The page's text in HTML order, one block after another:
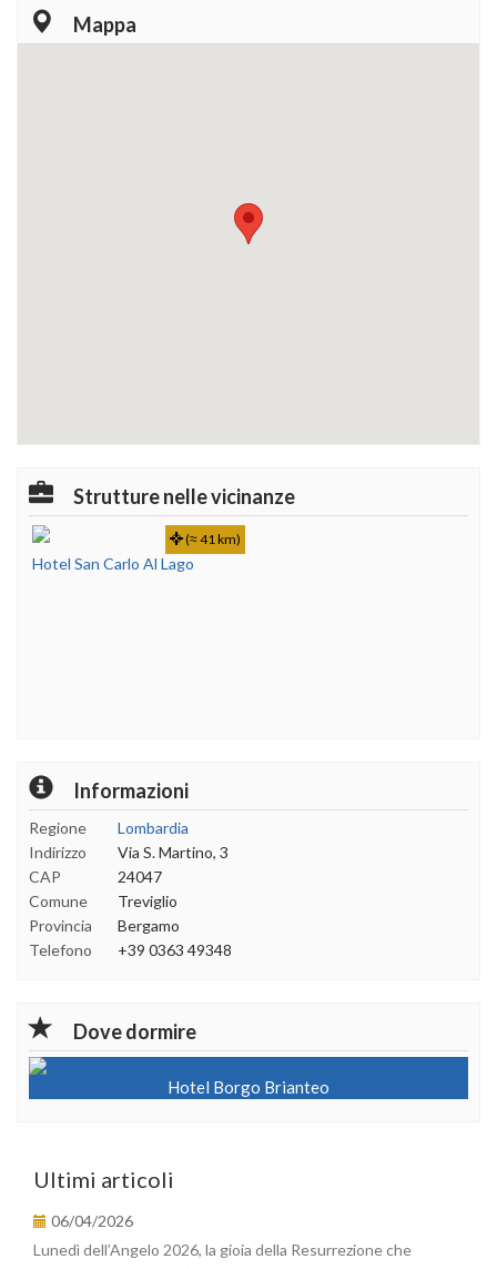
Mappa
Strutture nelle vicinanze
Hotel San Carlo Al Lago
(≈ 41 km)
Informazioni
Regione
Lombardia
Indirizzo
Via S. Martino, 3
CAP
24047
Comune
Treviglio
Provincia
Bergamo
Telefono
+39 0363 49348
Dove dormire
Hotel Borgo Brianteo
Ultimi articoli
06/04/2026
Lunedì dell’Angelo 2026, la gioia della Resurrezione che